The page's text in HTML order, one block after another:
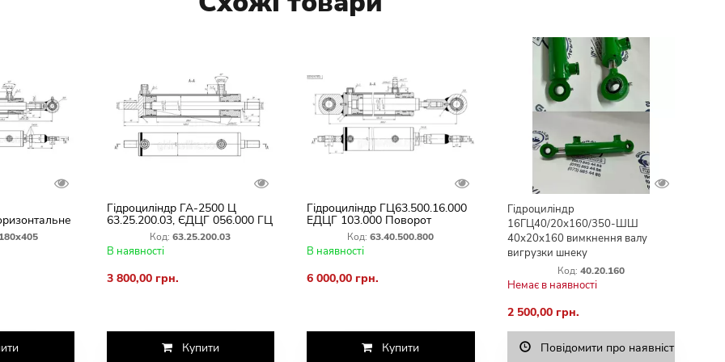
в
Колос
Гідроциліндр ГА-2500 Ц
63.25.200.03, ЄДЦГ 056.000 ГЦ
63х25х200х426 Комбана Дон
Нива Єнісей Пальсьє
Код: 63.25.200.03
В наявності
3 800,00 грн.
Купити
Гідроциліндр ГЦ63.500.16.000
ЕДЦГ 103.000 Поворот
Вивантажувального Шнека
комбайна Дон Єнісей
Код: 63.40.500.800
В наявності
6 000,00 грн.
Купити
Гідроциліндр
16ГЦ40/20х160/350-ШШ
40х20х160 вимкнення валу
вигрузки шнеку
Код: 40.20.160
Немає в наявності
2 500,00 грн.
Повідомити про наявність